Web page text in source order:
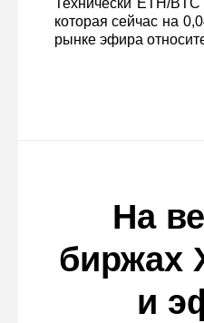
Технически ETH/
которая сейчас на
рынке эфира
На
биржах
и